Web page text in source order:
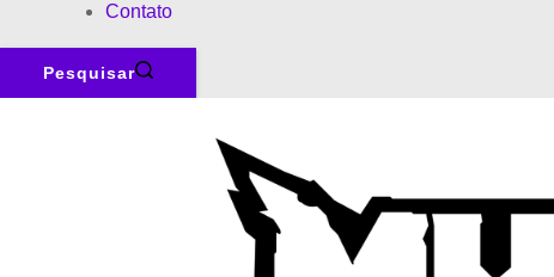
Contato
Pesquisar